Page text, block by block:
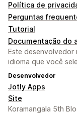
Política de
Perguntas
Tutorial
Documentação do
Este
idioma que você
Desenvolvedor
Jotly Apps
Site
Koramangala 5th